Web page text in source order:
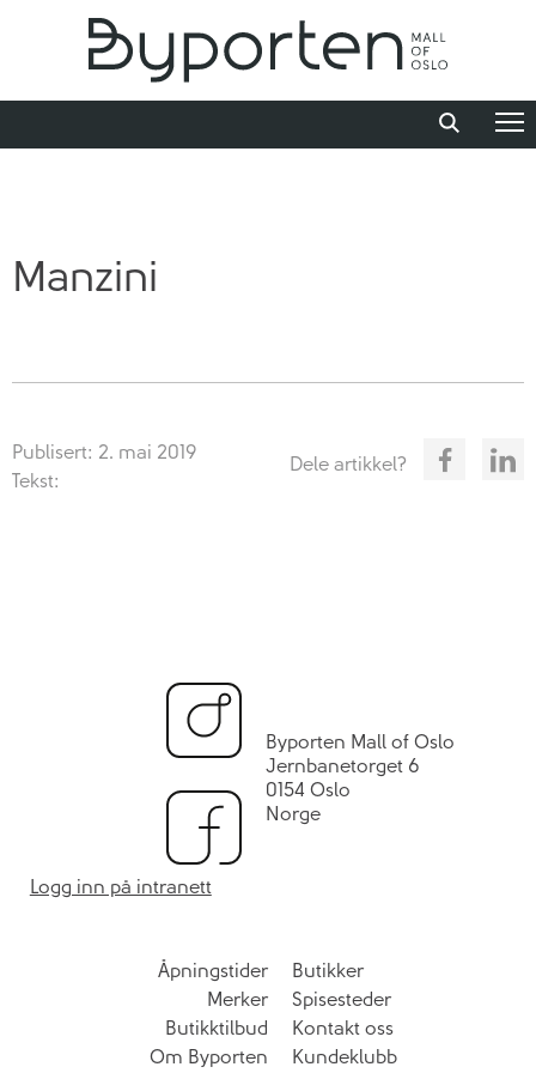
Manzini
Publisert: 2. mai 2019
Tekst:
Dele artikkel?
Byporten Mall of Oslo
Jernbanetorget 6
0154 Oslo
Norge
Logg inn på intranett
Åpningstider
Butikker
Merker
Spisesteder
Butikktilbud
Kontakt oss
Om Byporten
Kundeklubb